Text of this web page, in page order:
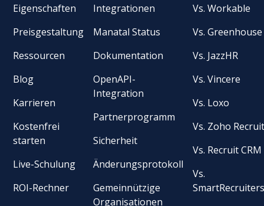
Eigenschaften
Preisgestaltung
Ressourcen
Blog
Karrieren
Kostenfrei
starten
Live-Schulung
ROI-Rechner
Integrationen
Manatal Status
Dokumentation
OpenAPI-
Integration
Partnerprogramm
Sicherheit
Änderungsprotokoll
Gemeinnützige
Organisationen
Vs. Workable
Vs. Greenhouse
Vs. JazzHR
Vs. Vincere
Vs. Loxo
Vs. Zoho
Vs. Recruit CRM
Vs.